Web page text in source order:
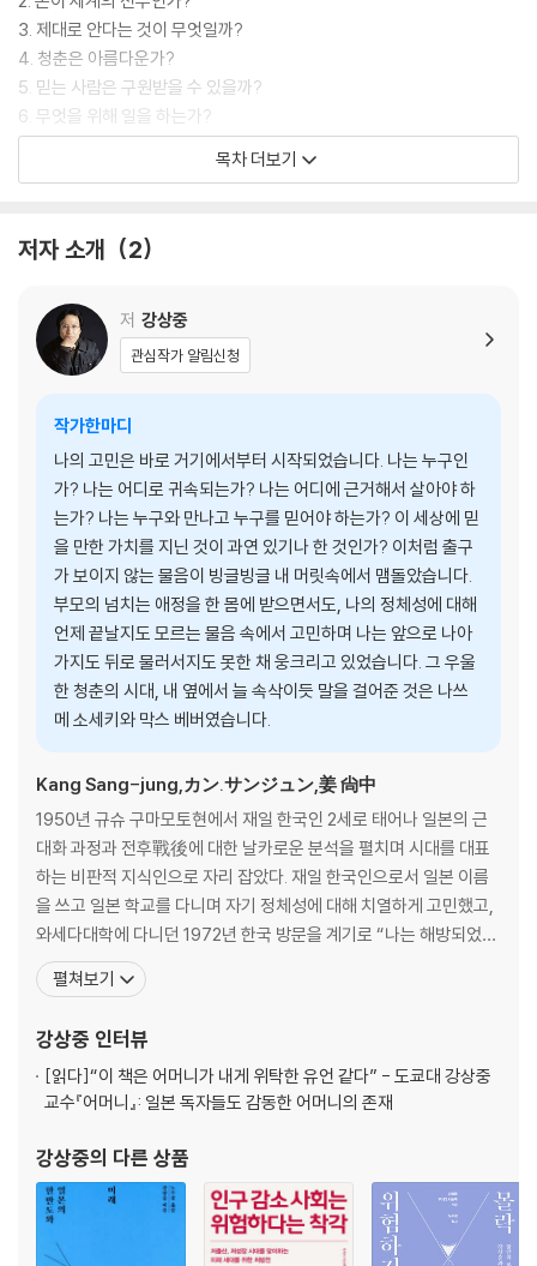
3. 제대로 안다는 것이 무엇일까?
4. 청춘은 아름다운가?
5. 믿는 사람은 구원받을 수 있을까?
6. 무엇을 위해 일을 하는가?
7. 변하지 않는 사랑이 있을까?
8. 왜 죽어서는 안 되는 것일까?
글을 마치고
나쓰메 소세키와 막스 베버의 연보
나쓰메 소세키의 작품들
목차 더보기
저자 소개 2
저 강상중
관심작가 알림신청
작가한마디
나의 고민은 바로 거기에서부터 시작되었습니다. 나는 누구인
가? 나는 어디로 귀속되는가? 나는 어디에 근거해서 살아야 하
는가? 나는 누구와 만나고 누구를 믿어야 하는가? 이 세상에 믿
을 만한 가치를 지닌 것이 과연 있기나 한 것인가? 이처럼 출구
가 보이지 않는 물음이 빙글빙글 내 머릿속에서 맴돌았습니다.
부모의 넘치는 애정을 한 몸에 받으면서도, 나의 정체성에 대해
언제 끝날지도 모르는 물음 속에서 고민하며 나는 앞으로 나아
가지도 뒤로 물러서지도 못한 채 웅크리고 있었습니다. 그 우울
한 청춘의 시대, 내 옆에서 늘 속삭이듯 말을 걸어준 것은 나쓰
메 소세키와 막스 베버였습니다.
Kang Sang-jung,カン.サンジュン,姜 尙中
1950년 규슈 구마모토현에서 재일 한국인 2세로 태어나 일본의 근
대화 과정과 전후戰後에 대한 날카로운 분석을 펼치며 시대를 대표
하는 비판적 지식인으로 자리 잡았다. 재일 한국인으로서 일본 이름
을 쓰고 일본 학교를 다니며 자기 정체성에 대해 치열하게 고민했고,
와세다대학에 다니던 1972년 한국 방문을 계기로 “나는 해방되었
다”라고 할 만큼 자신의 존재를 새롭게 인식하게 되었다. 이후 일본
이름을 버리고 ‘강상중’이라는 본명을 쓰기 시작했다. 뉘른베르크대
공했다. 재일 한국인 최초로 도쿄대학 정교수가 되었고,
펼쳐보기
강상중 인터뷰
[읽다]“이 책은 어머니가 내게 위탁한 유언 같다” - 도쿄대 강상중
교수『어머니』: 일본 독자들도 감동한 어머니의 존재
강상중의 다른 상품